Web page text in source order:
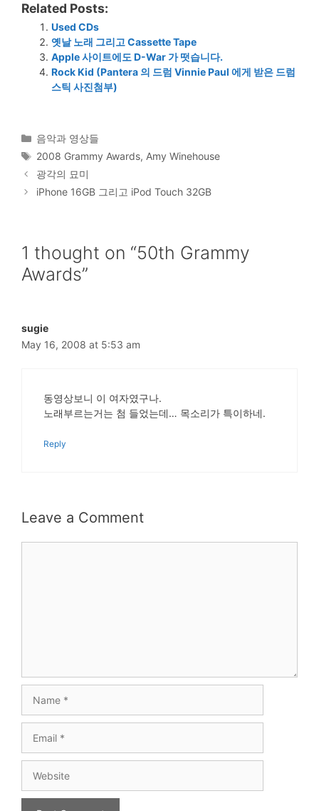
Related Posts:
Used CDs
옛날 노래 그리고 Cassette Tape
Apple 사이트에도 D-War 가 떳습니다.
Rock Kid (Pantera 의 드럼 Vinnie Paul 에게 받은 드럼
스틱 사진첨부)
Categories
음악과 영상들
Tags
2008 Grammy Awards, Amy Winehouse
광각의 묘미
iPhone 16GB 그리고 iPod Touch 32GB
1 thought on “50th Grammy
Awards”
sugie
May 16, 2008 at 5:53 am
동영상보니 이 여자였구나.
노래부르는거는 첨 들었는데… 목소리가 특이하네.
Reply
Leave a Comment